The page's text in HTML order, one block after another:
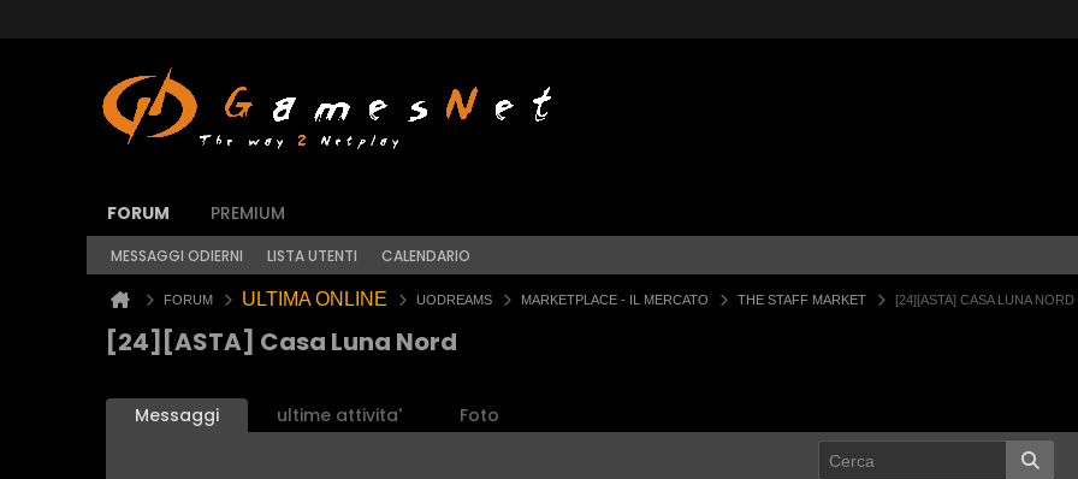
FORUM PREMIUM
MESSAGGI ODIERNI LISTA UTENTI CALENDARIO
FORUM ULTIMA ONLINE UODREAMS MARKETPLACE - IL MERCATO THE STAFF MARKET [24][ASTA] CASA LUNA NORD
[24][ASTA] Casa Luna Nord
Messaggi ultime attivita' Foto